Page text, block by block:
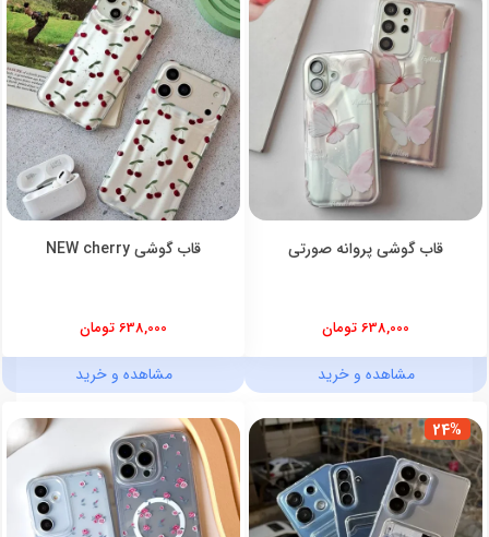
قاب گوشی پروانه صورتی
638,000 تومان
مشاهده و خرید
قاب گوشی NEW cherry
638,000 تومان
مشاهده و خرید
24%